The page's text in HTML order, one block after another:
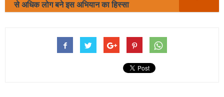
से अधिक लोग बने इस अभियान का हिस्सा